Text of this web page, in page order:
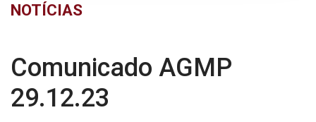
NOTÍCIAS
Comunicado AGMP
29.12.23